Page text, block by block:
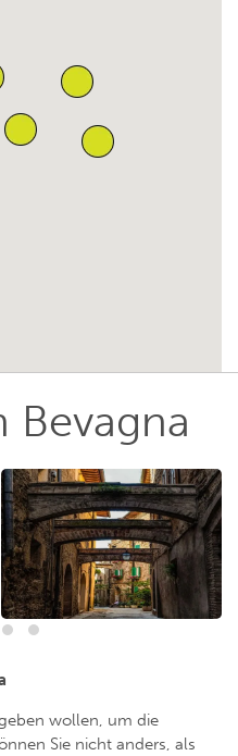
Bevagna
wollen, um die
Sie nicht anders, als